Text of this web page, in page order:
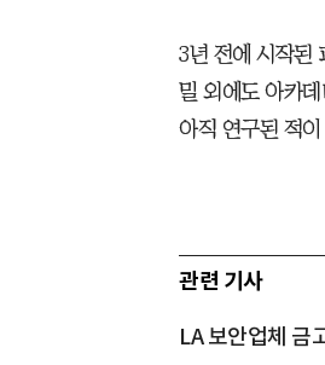
3년 전에 시작된
밀 외에도 아카
아직 연구된 적
관련 기사
LA 보안업체 금